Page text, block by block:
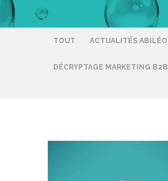
TOUT ACTUALITÉS ABILÉO
DÉCRYPTAGE MARKETING B2B